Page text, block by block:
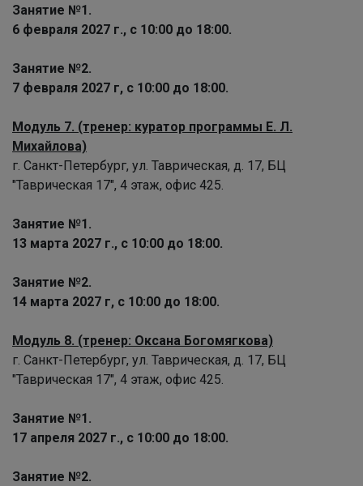
Занятие №1.
6 февраля 2027 г., с 10:00 до 18:00.
Занятие №2.
7 февраля 2027 г, с 10:00 до 18:00.
Модуль 7. (тренер: куратор программы Е. Л.
Михайлова)
г. Санкт-Петербург, ул. Таврическая, д. 17, БЦ
"Таврическая 17", 4 этаж, офис 425.
Занятие №1.
13 марта 2027 г., с 10:00 до 18:00.
Занятие №2.
14 марта 2027 г, с 10:00 до 18:00.
Модуль 8. (тренер: Оксана Богомягкова)
г. Санкт-Петербург, ул. Таврическая, д. 17, БЦ
"Таврическая 17", 4 этаж, офис 425.
Занятие №1.
17 апреля 2027 г., с 10:00 до 18:00.
Занятие №2.